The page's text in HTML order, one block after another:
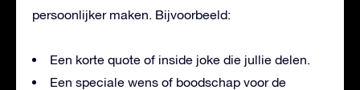
persoonlijker maken. Bijvoorbeeld:
Een korte quote of inside joke die jullie delen.
Een speciale wens of boodschap voor de